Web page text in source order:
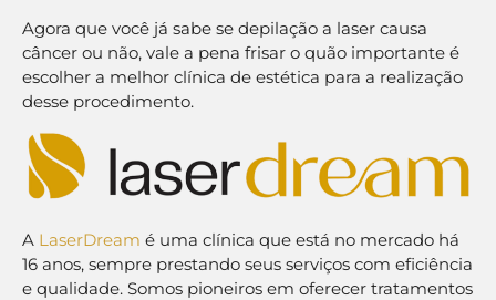
Agora que você já sabe se depilação a laser causa
câncer ou não, vale a pena frisar o quão importante é
escolher a melhor clínica de estética para a realização
desse procedimento.
A LaserDream é uma clínica que está no mercado há
16 anos, sempre prestando seus serviços com eficiência
e qualidade. Somos pioneiros em oferecer tratamentos